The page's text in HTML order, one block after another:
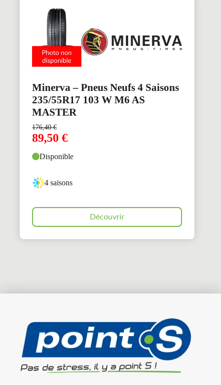
Minerva – Pneus Neufs 4 Saisons
235/55R17 103 W M6 AS
MASTER
176,40€
89,50 €
Disponible
4 saisons
Découvrir